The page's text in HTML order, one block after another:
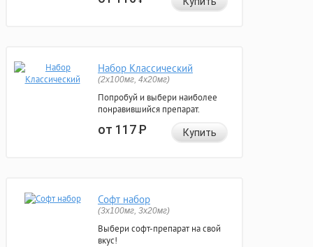
Набор Классический
(2x100мг, 4x20мг)
Попробуй и выбери наиболее
понравившийся препарат.
от 117Р Купить
Софт набор
(3x100мг, 3x20мг)
Выбери софт-препарат на свой
вкус!